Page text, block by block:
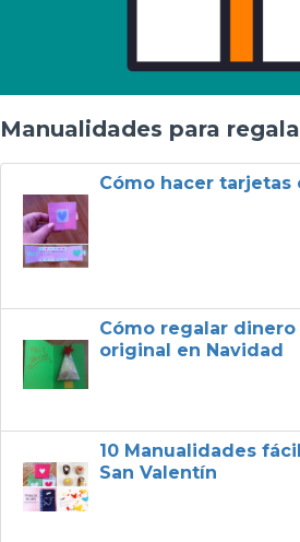
Manualidades para
Cómo hacer tarjetas
Cómo regalar
original en Navidad
10 Manualidades
San Valentín